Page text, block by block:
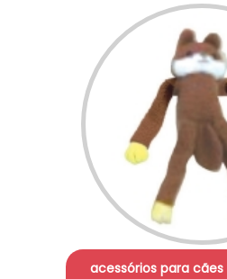
acessórios para